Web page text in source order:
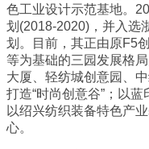
色工业设计示范基地。
划(2018-2020)，并入选
划。目前，其正由原F5
等为基础的三园发展格
大厦、轻纺城创意园、
打造“时尚创意谷”；以
以绍兴纺织装备特色产
心。